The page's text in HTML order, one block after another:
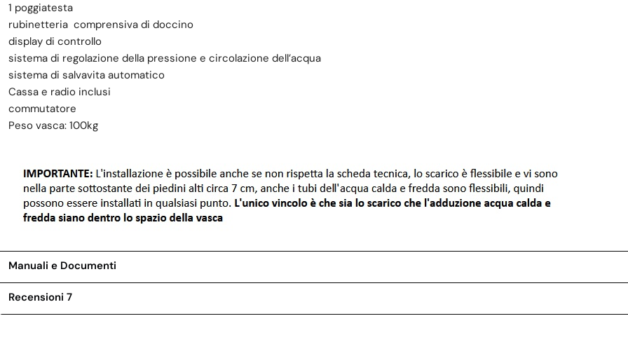
1 poggiatesta
rubinetteria comprensiva di doccino
display di controllo
sistema di regolazione della pressione e circolazione dell’acqua
sistema di salvavita automatico
Cassa e radio inclusi
commutatore
Peso vasca: 100kg
Manuali e Documenti
Recensioni 7